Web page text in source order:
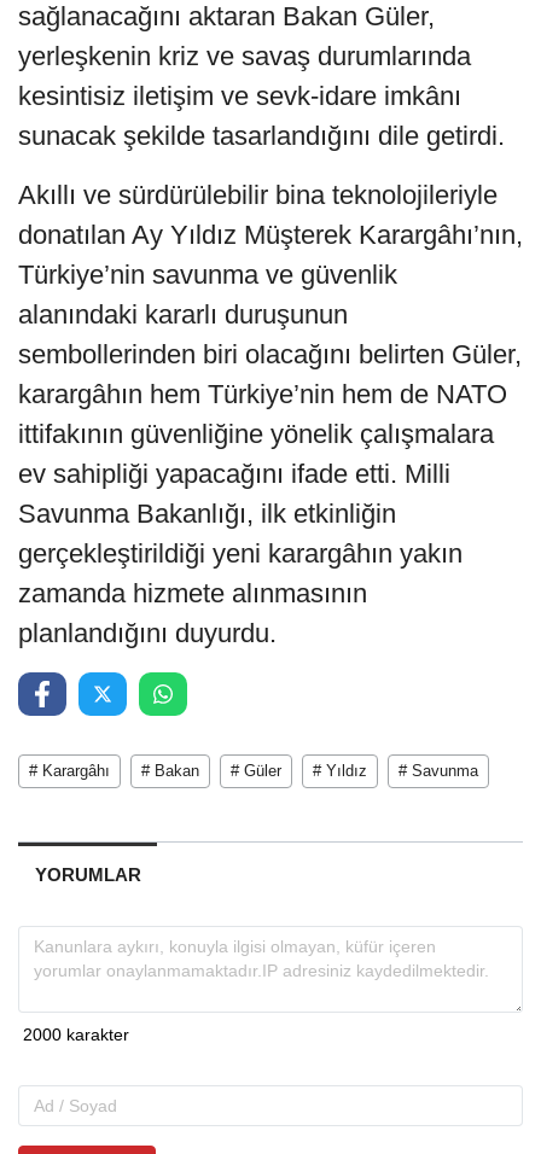
sağlanacağını aktaran Bakan Güler,
yerleşkenin kriz ve savaş durumlarında
kesintisiz iletişim ve sevk-idare imkânı
sunacak şekilde tasarlandığını dile getirdi.
Akıllı ve sürdürülebilir bina teknolojileriyle
donatılan Ay Yıldız Müşterek Karargâhı’nın,
Türkiye’nin savunma ve güvenlik
alanındaki kararlı duruşunun
sembollerinden biri olacağını belirten Güler,
karargâhın hem Türkiye’nin hem de NATO
ittifakının güvenliğine yönelik çalışmalara
ev sahipliği yapacağını ifade etti. Milli
Savunma Bakanlığı, ilk etkinliğin
gerçekleştirildiği yeni karargâhın yakın
zamanda hizmete alınmasının
planlandığını duyurdu.
# Karargâhı # Bakan # Güler # Yıldız # Savunma
YORUMLAR